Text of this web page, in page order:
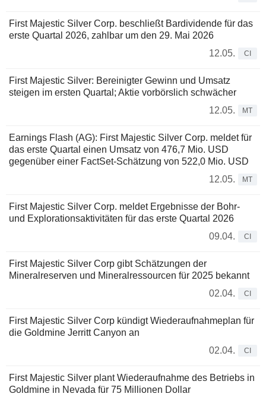
First Majestic Silver Corp. beschließt Bardividende für das
erste Quartal 2026, zahlbar um den 29. Mai 2026
12.05.
CI
First Majestic Silver: Bereinigter Gewinn und Umsatz
steigen im ersten Quartal; Aktie vorbörslich schwächer
12.05.
MT
Earnings Flash (AG): First Majestic Silver Corp. meldet für
das erste Quartal einen Umsatz von 476,7 Mio. USD
gegenüber einer FactSet-Schätzung von 522,0 Mio. USD
12.05.
MT
First Majestic Silver Corp. meldet Ergebnisse der Bohr-
und Explorationsaktivitäten für das erste Quartal 2026
09.04.
CI
First Majestic Silver Corp gibt Schätzungen der
Mineralreserven und Mineralressourcen für 2025 bekannt
02.04.
CI
First Majestic Silver Corp kündigt Wiederaufnahmeplan für
die Goldmine Jerritt Canyon an
02.04.
CI
First Majestic Silver plant Wiederaufnahme des Betriebs in
Goldmine in Nevada für 75 Millionen Dollar